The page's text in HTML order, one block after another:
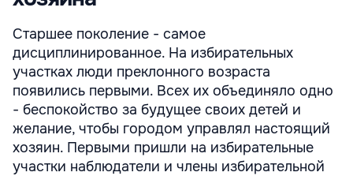
Старшее поколение - самое
дисциплинированное. На избирательных
участках люди преклонного возраста
появились первыми. Всех их объединяло одно
- беспокойство за будущее своих детей и
желание, чтобы городом управлял настоящий
хозяин. Первыми пришли на избирательные
участки наблюдатели и члены избирательной